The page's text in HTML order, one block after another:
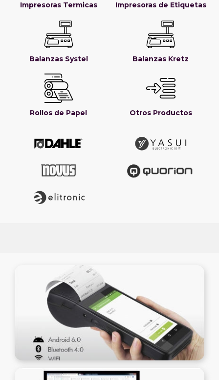
Impresoras Termicas Impresoras de Etiquetas
Balanzas Systel Balanzas Kretz
Rollos de Papel Otros Productos